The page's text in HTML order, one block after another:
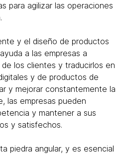
para agilizar las operaciones
y el diseño de productos
a las empresas a
los clientes y traducirlos en
y de productos de
y mejorar constantemente la
las empresas pueden
y mantener a sus
y satisfechos.
piedra angular, y es esencial